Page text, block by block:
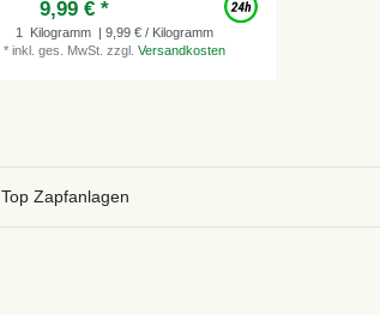
9,99 € *
1 Kilogramm
| 9,99 € / Kilogramm
* inkl. ges. MwSt. zzgl. Versandkosten
Top Zapfanlagen